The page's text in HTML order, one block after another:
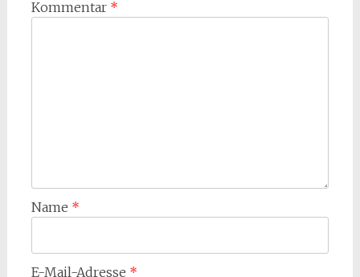
Kommentar *
Name *
E-Mail-Adresse *